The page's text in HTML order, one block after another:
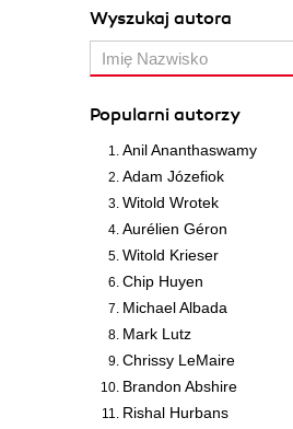
Wyszukaj autora
Popularni autorzy
Anil Ananthaswamy
Adam Józefiok
Witold Wrotek
Aurélien Géron
Witold Krieser
Chip Huyen
Michael Albada
Mark Lutz
Chrissy LeMaire
Brandon Abshire
Rishal Hurbans